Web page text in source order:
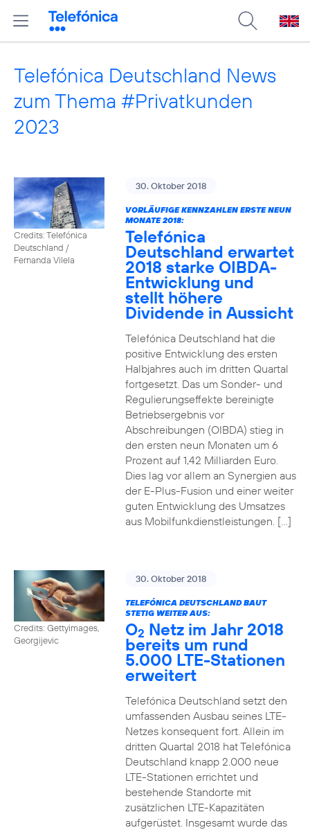
Telefónica Deutschland News
zum Thema #Privatkunden
2023
Credits: Telefónica
Deutschland /
Fernanda Vilela
30. Oktober 2018
VORLÄUFIGE KENNZAHLEN ERSTE NEUN
MONATE 2018:
Telefónica
Deutschland erwartet
2018 starke OIBDA-
Entwicklung und
stellt höhere
Dividende in Aussicht
Telefónica Deutschland hat die
positive Entwicklung des ersten
Halbjahres auch im dritten Quartal
fortgesetzt. Das um Sonder- und
Regulierungseffekte bereinigte
Betriebsergebnis vor
Abschreibungen (OIBDA) stieg in
den ersten neun Monaten um 6
Prozent auf 1,42 Milliarden Euro.
Dies lag vor allem an Synergien aus
der E-Plus-Fusion und einer weiter
guten Entwicklung des Umsatzes
aus Mobilfunkdienstleistungen. […]
Credits: Gettyimages,
Georgijevic
30. Oktober 2018
TELEFÓNICA DEUTSCHLAND BAUT
STETIG WEITER AUS:
O2 Netz im Jahr 2018
bereits um rund
5.000 LTE-Stationen
erweitert
Telefónica Deutschland setzt den
umfassenden Ausbau seines LTE-
Netzes konsequent fort. Allein im
dritten Quartal 2018 hat Telefónica
Deutschland knapp 2.000 neue
LTE-Stationen errichtet und
bestehende Standorte mit
zusätzlichen LTE-Kapazitäten
aufgerüstet. Insgesamt wurde das